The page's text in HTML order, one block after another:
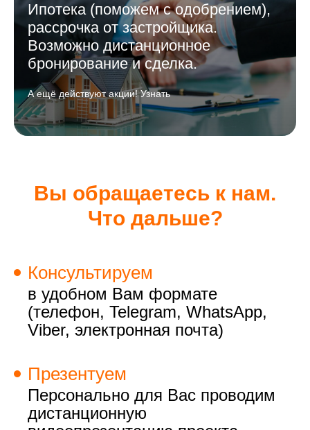
Ипотека (поможем с одобрением),
рассрочка от застройщика.
Возможно дистанционное
бронирование и сделка.
А ещё действуют акции! Узнать
Вы обращаетесь к нам.
Что дальше?
Консультируем
в удобном Вам формате
(телефон, Telegram, WhatsApp,
Viber, электронная почта)
Презентуем
Персонально для Вас проводим
дистанционную